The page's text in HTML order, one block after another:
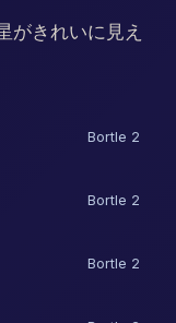
がきれいに見え
Bortle 2
Bortle 2
Bortle 2